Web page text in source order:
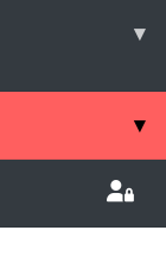
▾
▾